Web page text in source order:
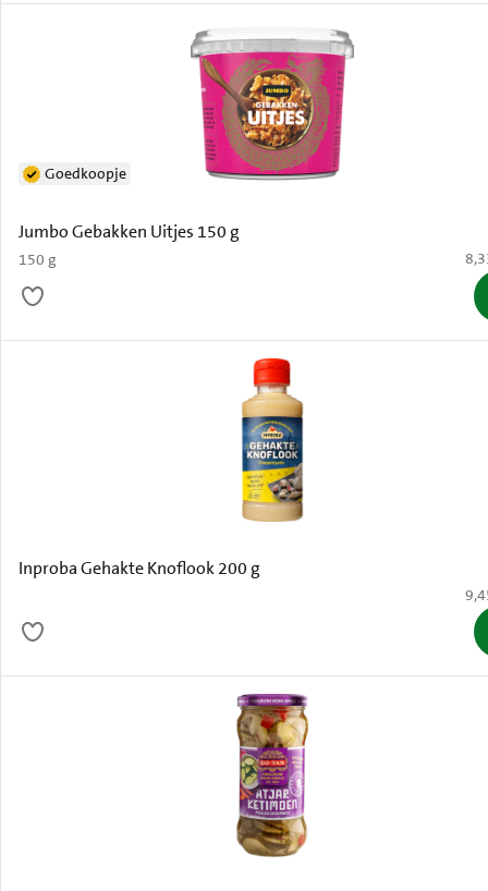
Jumbo Gebakken Uitjes 150 g
150 g
Goedkoopje
€
Inproba Gehakte Knoflook 200 g
€